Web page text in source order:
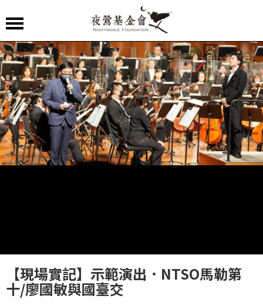
夜
鶯
嚴
選
夜
鶯
導
華
格
【現場實記】示範演出．NTSO馬勒第
十/廖國敏與國臺交